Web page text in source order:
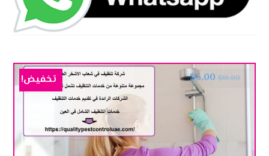
$10.00
$5.00 تخفيض!